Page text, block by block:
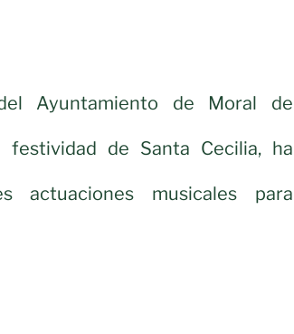
Ayuntamiento de Moral de
de Santa Cecilia, ha
actuaciones musicales para